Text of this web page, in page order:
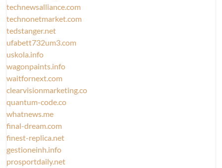
technewsalliance.com
technonetmarket.com
tedstanger.net
ufabett732um3.com
uskola.info
wagonpaints.info
waitfornext.com
clearvisionmarketing.co
quantum-code.co
whatnews.me
final-dream.com
finest-replica.net
gestioneinh.info
prosportdaily.net